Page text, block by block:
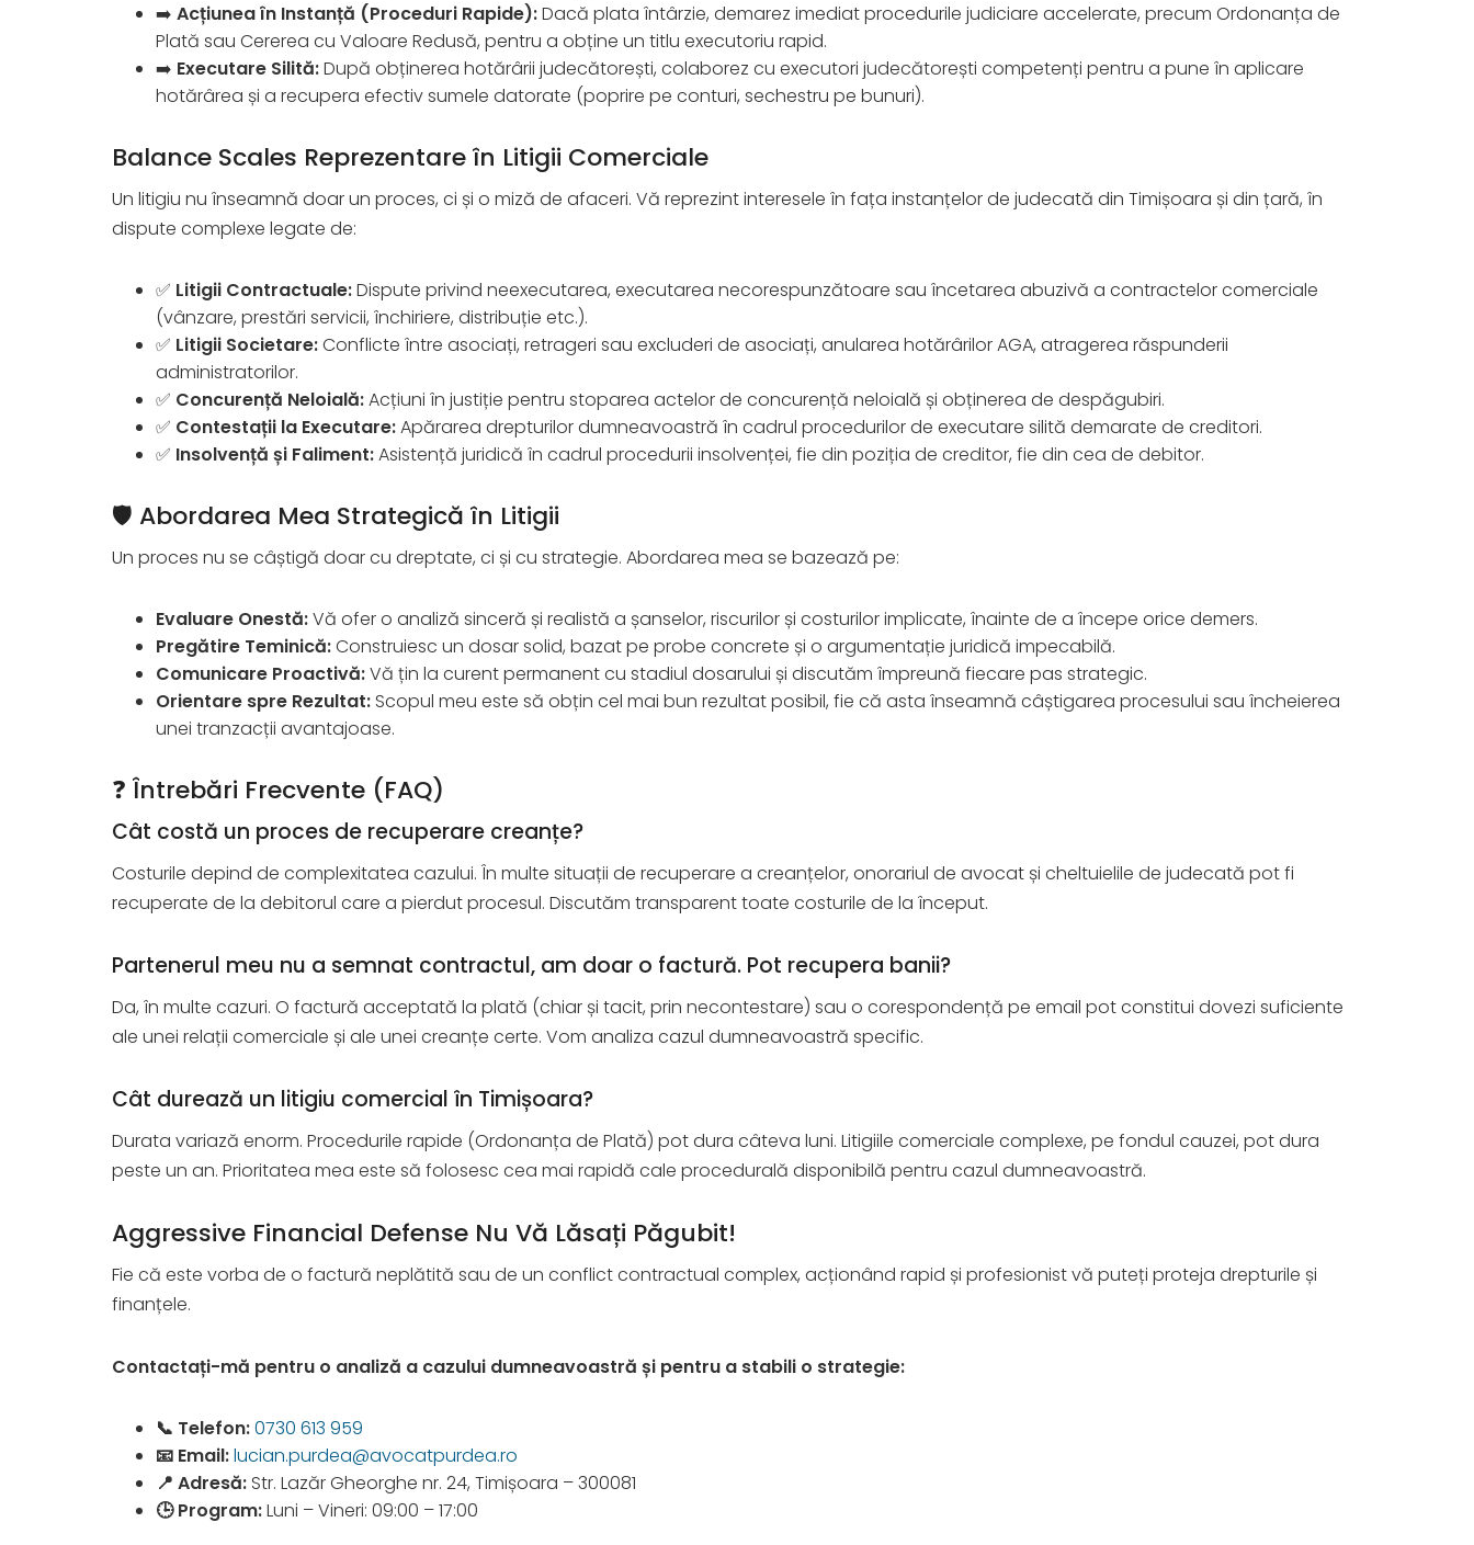
➡️ Acțiunea în Instanță (Proceduri Rapide):Dacă plata întârzie, demarez imediat procedurile judiciare accelerate, precum Ordonanța de
Plată sau Cererea cu Valoare Redusă, pentru a obține un titlu executoriu rapid.
➡️ Executare Silită:După obținerea hotărârii judecătorești, colaborez cu executori judecătorești competenți pentru a pune în aplicare
hotărârea și a recupera efectiv sumele datorate (poprire pe conturi, sechestru pe bunuri).
Balance Scales Reprezentare în Litigii Comerciale
Un litigiu nu înseamnă doar un proces, ci și o miză de afaceri. Vă reprezint interesele în fața instanțelor de judecată din Timișoara și din țară, în
dispute complexe legate de:
✅ Litigii Contractuale:Dispute privind neexecutarea, executarea necorespunzătoare sau încetarea abuzivă a contractelor comerciale
(vânzare, prestări servicii, închiriere, distribuție etc.).
✅ Litigii Societare:Conflicte între asociați, retrageri sau excluderi de asociați, anularea hotărârilor AGA, atragerea răspunderii
administratorilor.
✅ Concurență Neloială:Acțiuni în justiție pentru stoparea actelor de concurență neloială și obținerea de despăgubiri.
✅ Contestații la Executare:Apărarea drepturilor dumneavoastră în cadrul procedurilor de executare silită demarate de creditori.
✅ Insolvență și Faliment:Asistență juridică în cadrul procedurii insolvenței, fie din poziția de creditor, fie din cea de debitor.
🛡️ Abordarea Mea Strategică în Litigii
Un proces nu se câștigă doar cu dreptate, ci și cu strategie. Abordarea mea se bazează pe:
Evaluare Onestă:Vă ofer o analiză sinceră și realistă a șanselor, riscurilor și costurilor implicate, înainte de a începe orice demers.
Pregătire Teminică:Construiesc un dosar solid, bazat pe probe concrete și o argumentație juridică impecabilă.
Comunicare Proactivă:Vă țin la curent permanent cu stadiul dosarului și discutăm împreună fiecare pas strategic.
Orientare spre Rezultat: Scopul meu este să obțin cel mai bun rezultat posibil, fie că asta înseamnă câștigarea procesului sau încheierea
unei tranzacții avantajoase.
❓ Întrebări Frecvente (FAQ)
Cât costă un proces de recuperare creanțe?
Costurile depind de complexitatea cazului. În multe situații de recuperare a creanțelor, onorariul de avocat și cheltuielile de judecată pot fi
recuperate de la debitorul care a pierdut procesul. Discutăm transparent toate costurile de la început.
Partenerul meu nu a semnat contractul, am doar o factură. Pot recupera banii?
Da, în multe cazuri. O factură acceptată la plată (chiar și tacit, prin necontestare) sau o corespondență pe email pot constitui dovezi suficiente
ale unei relații comerciale și ale unei creanțe certe. Vom analiza cazul dumneavoastră specific.
Cât durează un litigiu comercial în Timișoara?
Durata variază enorm. Procedurile rapide (Ordonanța de Plată) pot dura câteva luni. Litigiile comerciale complexe, pe fondul cauzei, pot dura
peste un an. Prioritatea mea este să folosesc cea mai rapidă cale procedurală disponibilă pentru cazul dumneavoastră.
Aggressive Financial Defense Nu Vă Lăsați Păgubit!
Fie că este vorba de o factură neplătită sau de un conflict contractual complex, acționând rapid și profesionist vă puteți proteja drepturile și
finanțele.
Contactați-mă pentru o analiză a cazului dumneavoastră și pentru a stabili o strategie:
📞 Telefon:0730 613 959
📧 Email:lucian.purdea@avocatpurdea.ro
📍 Adresă: Str. Lazăr Gheorghe nr. 24, Timișoara – 300081
🕒 Program:Luni – Vineri: 09:00 – 17:00